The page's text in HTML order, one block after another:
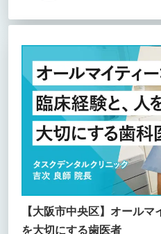
【大阪市中央区】オール
を大切にする歯医者